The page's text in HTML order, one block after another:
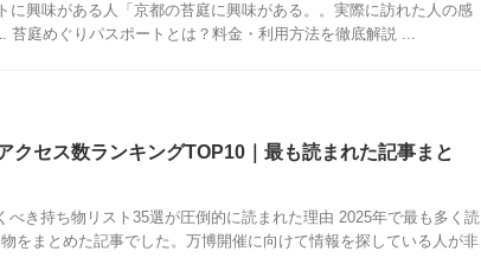
興味がある人「京都の苔庭に興味がある。。実際に訪れた人の感
庭めぐりパスポートとは？料金・利用方法を徹底解説 ...
クセス数ランキングTOP10｜最も読まれた記事まと
べき持ち物リスト35選が圧倒的に読まれた理由 2025年で最も多く読
をまとめた記事でした。万博開催に向けて情報を探している人が非